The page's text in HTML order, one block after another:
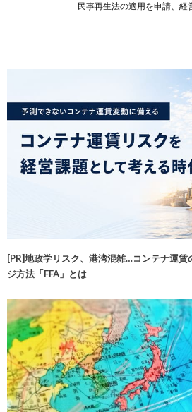
民事再生法の適用を申請、経
[PR]地政学リスク、港湾混雑…コンテナ運賃
ジ方法「FFA」とは